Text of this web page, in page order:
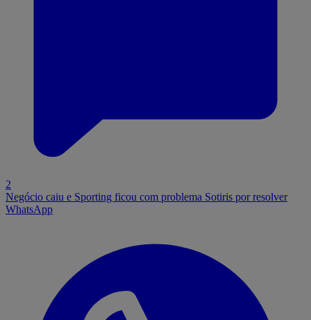
2
Negócio caiu e Sporting ficou com problema Sotiris por resolver
WhatsApp